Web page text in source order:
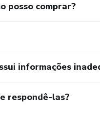
posso comprar?
informações
respondê-las?